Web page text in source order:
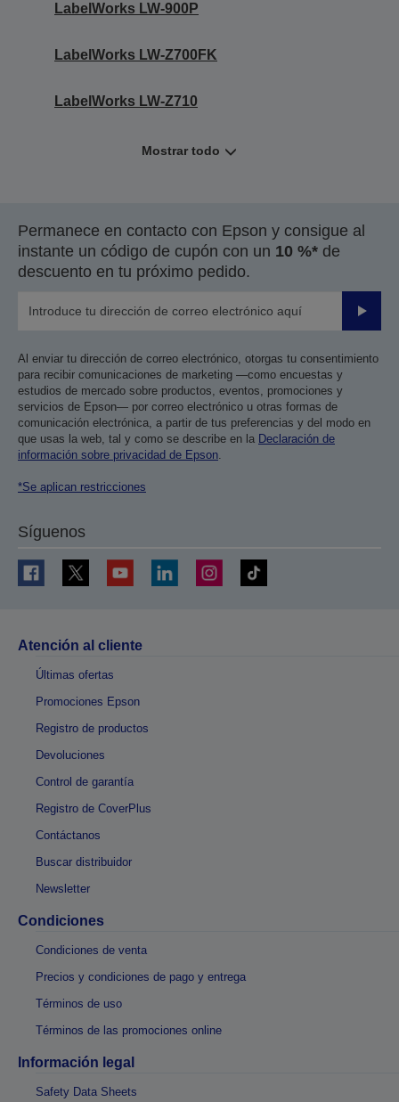
LabelWorks LW-900P
LabelWorks LW-Z700FK
LabelWorks LW-Z710
Mostrar todo
Permanece en contacto con Epson y consigue al
instante un código de cupón con un 10 %* de
descuento en tu próximo pedido.
Enviar
Al enviar tu dirección de correo electrónico, otorgas tu consentimiento
para recibir comunicaciones de marketing —como encuestas y
estudios de mercado sobre productos, eventos, promociones y
servicios de Epson— por correo electrónico u otras formas de
comunicación electrónica, a partir de tus preferencias y del modo en
que usas la web, tal y como se describe en la Declaración de
información sobre privacidad de Epson.
*Se aplican restricciones
Síguenos
Atención al cliente
Últimas ofertas
Promociones Epson
Registro de productos
Devoluciones
Control de garantía
Registro de CoverPlus
Contáctanos
Buscar distribuidor
Newsletter
Condiciones
Condiciones de venta
Precios y condiciones de pago y entrega
Términos de uso
Términos de las promociones online
Información legal
Safety Data Sheets